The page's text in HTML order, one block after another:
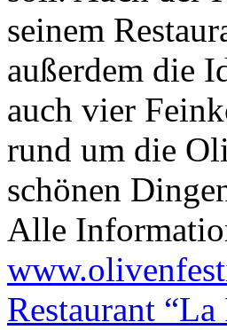
seinem
außerdem die
auch vier
rund um die
schönen
Alle
Restaurant “La